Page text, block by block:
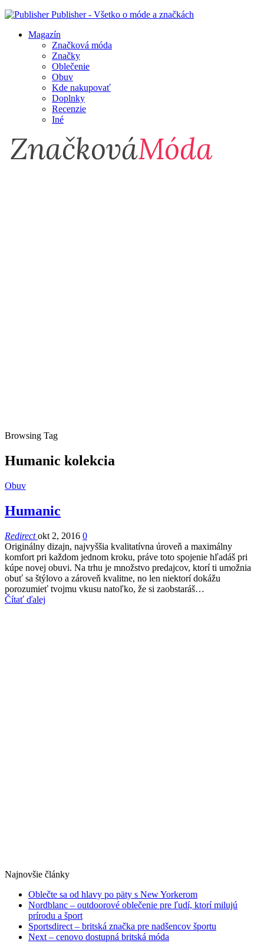
Publisher - Všetko o móde a značkách
Magazín
Značková móda
Značky
Oblečenie
Obuv
Kde nakupovať
Doplnky
Recenzie
Iné
Browsing Tag
Humanic kolekcia
Obuv
Humanic
Redirectokt 2, 2016 0
Originálny dizajn, najvyššia kvalitatívna úroveň a maximálny
komfort pri každom jednom kroku, práve toto spojenie hľadáš pri
kúpe novej obuvi. Na trhu je množstvo predajcov, ktorí ti umožnia
obuť sa štýlovo a zároveň kvalitne, no len niektorí dokážu
porozumieť tvojmu vkusu natoľko, že si zaobstaráš…
Čítať ďalej
Najnovšie články
Oblečte sa od hlavy po päty s New Yorkerom
Nordblanc – outdoorové oblečenie pre ľudí, ktorí milujú
prírodu a šport
Sportsdirect – britská značka pre nadšencov športu
Next – cenovo dostupná britská móda